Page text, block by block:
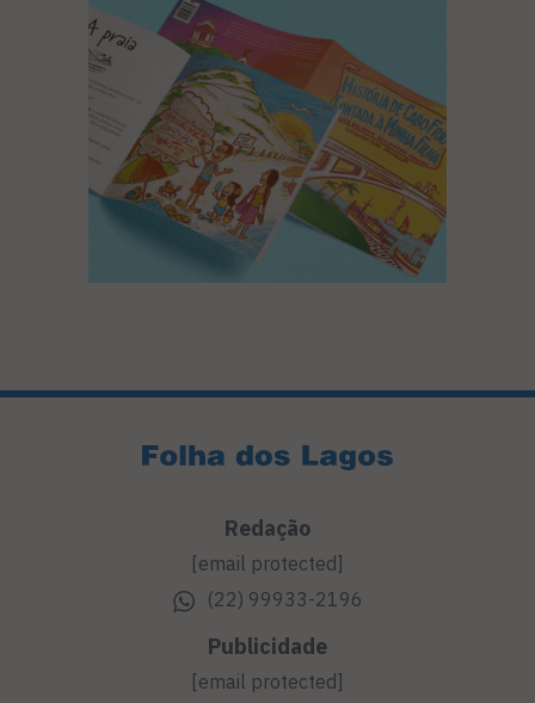
Redação
[email protected]
(22) 99933-2196
Publicidade
[email protected]